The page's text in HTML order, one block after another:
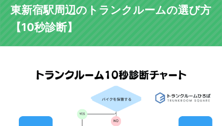
東新宿駅周辺のトランクルームの選び方
【10秒診断】